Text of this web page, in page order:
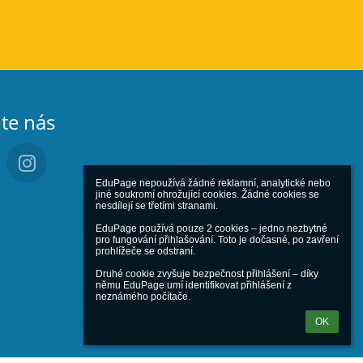
EduPage nepoužívá žádné reklamní, analytické nebo
jiné soukromí ohrožující cookies. Žádné cookies se
nesdílejí se třetími stranami.
EduPage používá pouze 2 cookies – jedno nezbytné
pro fungování přihlašování. Toto je dočasné, po zavření
prohlížeče se odstraní.
Druhé cookie zvyšuje bezpečnost přihlášení – díky
němu EduPage umí identifikovat přihlášení z
neznámého počítače.
OK
nás